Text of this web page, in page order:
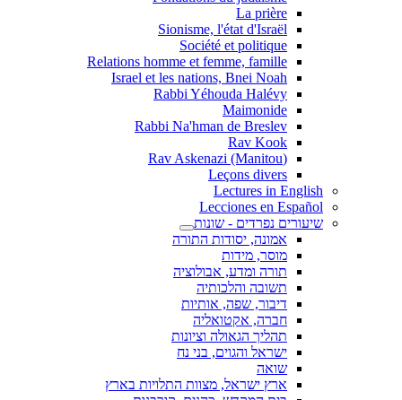
La prière
Sionisme, l'état d'Israël
Société et politique
Relations homme et femme, famille
Israel et les nations, Bnei Noah
Rabbi Yéhouda Halévy
Maimonide
Rabbi Na'hman de Breslev
Rav Kook
(Rav Askenazi (Manitou
Leçons divers
Lectures in English
Lecciones en Español
שיעורים נפרדים - שונות
אמונה, יסודות התורה
מוסר, מידות
תורה ומדע, אבולוציה
תשובה והלכותיה
דיבור, שפה, אותיות
חברה, אקטואליה
תהליך הגאולה וציונות
ישראל והגוים, בני נח
שואה
ארץ ישראל, מצוות התלויות בארץ